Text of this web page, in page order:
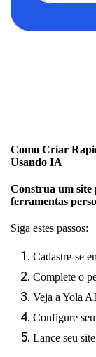
Como Criar
Usando IA
Construa um site
ferramentas
Siga estes passos:
Cadastre-se
Complete o
Veja a Yola
Configure
Lance seu site